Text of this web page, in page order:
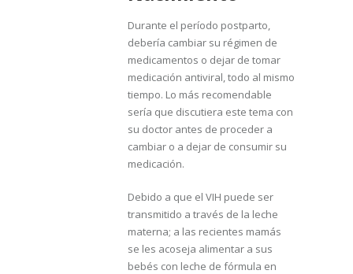
Durante el período postparto,
debería cambiar su régimen de
medicamentos o dejar de tomar
medicación antiviral, todo al mismo
tiempo. Lo más recomendable
sería que discutiera este tema con
su doctor antes de proceder a
cambiar o a dejar de consumir su
medicación.
Debido a que el VIH puede ser
transmitido a través de la leche
materna; a las recientes mamás
se les acoseja alimentar a sus
bebés con leche de fórmula en